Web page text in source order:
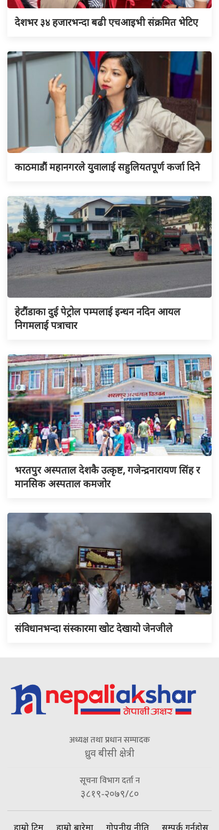
देशभर ३४ हजारभन्दा बढी एचआइभी संक्रमित भेटिए
काठमाडौं महानगरले युवालाई सहुलियतपूर्ण कर्जा दिने
हेटौंडाका दुई पेट्रोल पम्पलाई इन्धन नदिन आयल
निगमलाई पत्राचार
भरतपुर अस्पताल देशकै उत्कृष्ट, गजेन्द्रनारायण सिंह र
मानसिक अस्पताल कमजोर
संविधानभन्दा संस्कारमा खोट देखायो जेनजीले
अध्यक्ष तथा प्रधान सम्पादक
ध्रुव बीसी क्षेत्री
सूचना विभाग दर्ता न
३८१९-२०७९/८०
हाम्रो टिम हाम्रो बारेमा गोपनीय नीति सम्पर्क गर्नुहोस्